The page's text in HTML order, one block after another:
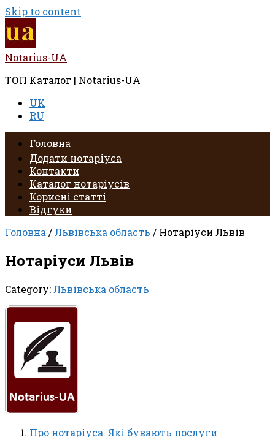
Skip to content
Notarius-UA
ТОП Каталог | Notarius-UA
UK
RU
Головна
Додати нотаріуса
Контакти
Каталог нотаріусів
Корисні статті
Відгуки
Головна / Львівська область / Нотаріуси Львів
Нотаріуси Львів
Category: Львівська область
Про нотаріуса. Які бувають послуги